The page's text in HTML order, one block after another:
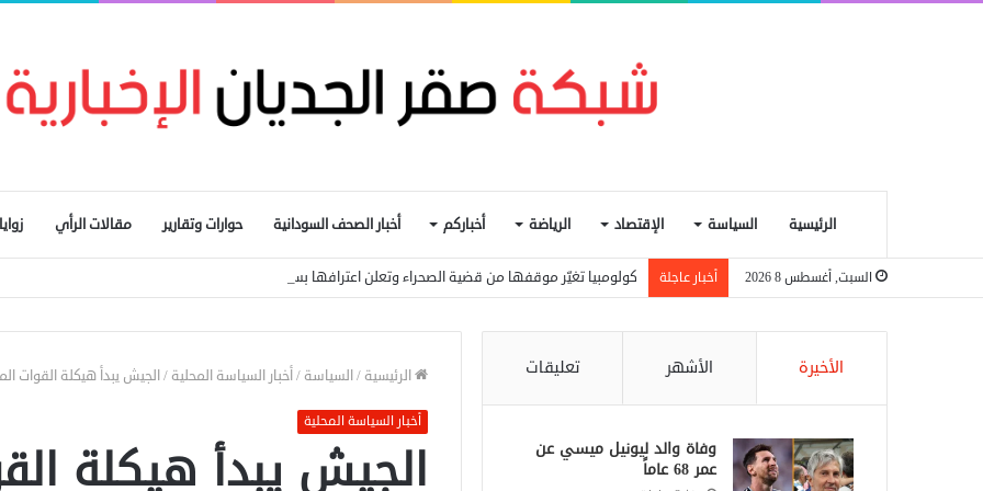
الرئيسية السياسة الإقتصاد الرياضة أخباركم أخبار الصحف السودانية حوارات وتقارير مقالات الرأي
السبت, أغسطس 8 2026 أخبار عاجلة كولومبيا تغيّر موقفها من قضية الصحراء وتعلن اعترافها بسيادة المغرب
الرئيسية /السياسة /أخبار السياسة المحلية /الجيش يبدأ هيكلة القوات
أخبار السياسة المحلية
الجيش يبدأ هيكلة
الأخيرة الأشهر تعليقات
وفاة والد ليونيل ميسي عن
عمر 68 عاماً